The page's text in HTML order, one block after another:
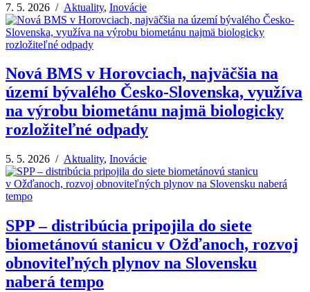
7. 5. 2026 / Aktuality, Inovácie
Nová BMS v Horovciach, najväčšia na
území bývalého Česko-Slovenska, využíva
na výrobu biometánu najmä biologicky
rozložiteľné odpady
5. 5. 2026 / Aktuality, Inovácie
SPP – distribúcia pripojila do siete
biometánovú stanicu v Ožďanoch, rozvoj
obnoviteľných plynov na Slovensku
naberá tempo